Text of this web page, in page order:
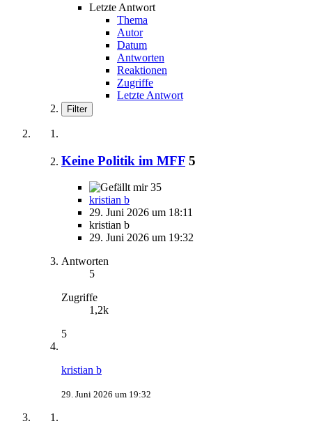
Letzte Antwort
Thema
Autor
Datum
Antworten
Reaktionen
Zugriffe
Letzte Antwort
Filter
Keine Politik im MFF 5
35
kristian b
29. Juni 2026 um 18:11
kristian b
29. Juni 2026 um 19:32
Antworten
5
Zugriffe
1,2k
5
kristian b
29. Juni 2026 um 19:32